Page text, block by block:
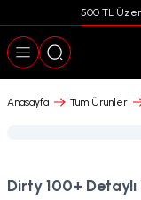
500 TL
Anasayfa Tüm Ürünler
Dirty 100+